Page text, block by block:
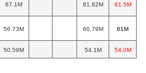
67.1M 81.82M 81.5M
56.73M 60.79M 61M
50.59M 54.1M 54.0M